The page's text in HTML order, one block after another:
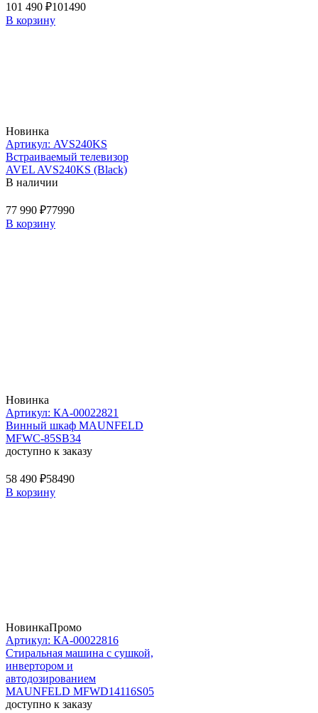
101 490 ₽101490
В корзину
Новинка
Артикул: AVS240KS
Встраиваемый телевизор
AVEL AVS240KS (Black)
В наличии
77 990 ₽77990
В корзину
Новинка
Артикул: КА-00022821
Винный шкаф MAUNFELD
MFWC-85SB34
доступно к заказу
58 490 ₽58490
В корзину
НовинкаПромо
Артикул: КА-00022816
Стиральная машина c сушкой,
инвертором и
автодозированием
MAUNFELD MFWD14116S05
доступно к заказу